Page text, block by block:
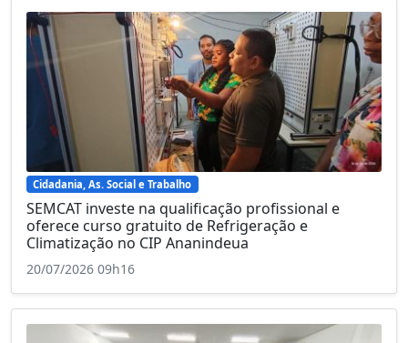
Cidadania, As. Social e Trabalho
SEMCAT investe na qualificação profissional e
oferece curso gratuito de Refrigeração e
Climatização no CIP Ananindeua
20/07/2026 09h16